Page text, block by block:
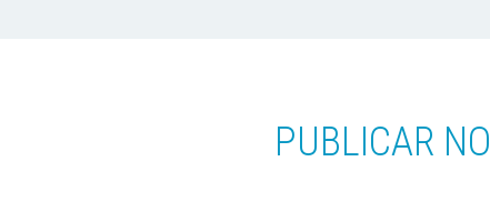
PUBLICAR